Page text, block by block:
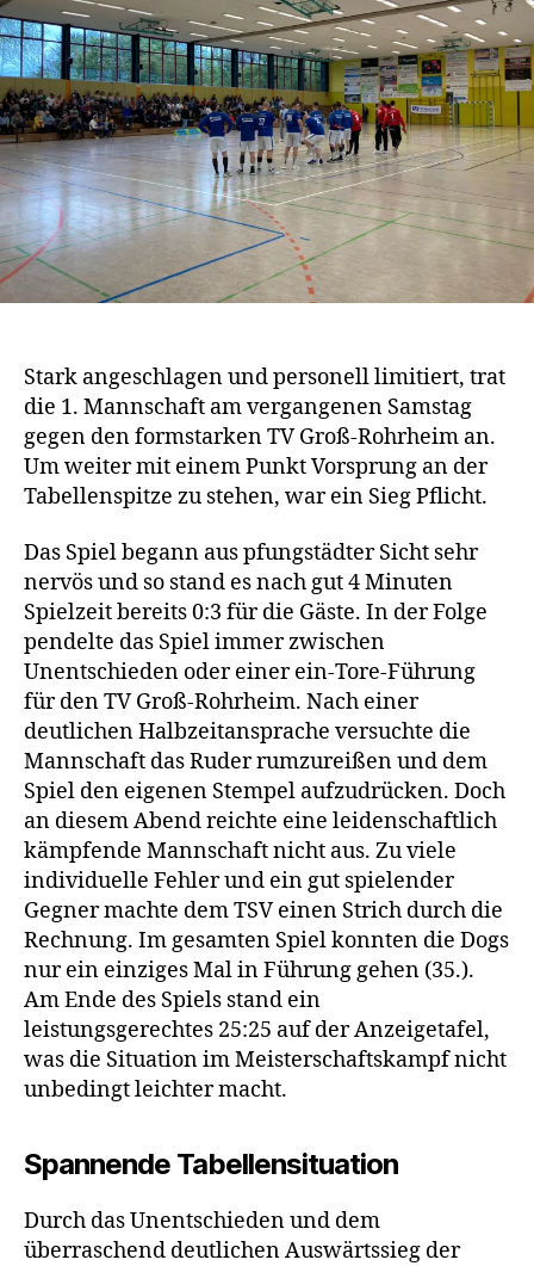
Stark angeschlagen und personell limitiert, trat
die 1. Mannschaft am vergangenen Samstag
gegen den formstarken TV Groß-Rohrheim an.
Um weiter mit einem Punkt Vorsprung an der
Tabellenspitze zu stehen, war ein Sieg Pflicht.
Das Spiel begann aus pfungstädter Sicht sehr
nervös und so stand es nach gut 4 Minuten
Spielzeit bereits 0:3 für die Gäste. In der Folge
pendelte das Spiel immer zwischen
Unentschieden oder einer ein-Tore-Führung
für den TV Groß-Rohrheim. Nach einer
deutlichen Halbzeitansprache versuchte die
Mannschaft das Ruder rumzureißen und dem
Spiel den eigenen Stempel aufzudrücken. Doch
an diesem Abend reichte eine leidenschaftlich
kämpfende Mannschaft nicht aus. Zu viele
individuelle Fehler und ein gut spielender
Gegner machte dem TSV einen Strich durch die
Rechnung. Im gesamten Spiel konnten die Dogs
nur ein einziges Mal in Führung gehen (35.).
Am Ende des Spiels stand ein
leistungsgerechtes 25:25 auf der Anzeigetafel,
was die Situation im Meisterschaftskampf nicht
unbedingt leichter macht.
Spannende Tabellensituation
Durch das Unentschieden und dem
überraschend deutlichen Auswärtssieg der